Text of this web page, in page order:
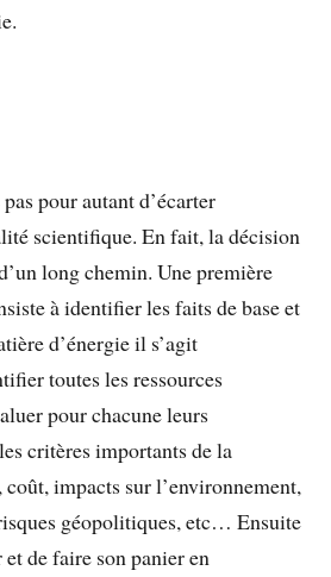
pour autant d’écarter
scientifique. En fait, la décision
long chemin. Une première
à identifier les faits de base et
d’énergie il s’agit
toutes les ressources
pour chacune leurs
critères importants de la
impacts sur l’environnement,
géopolitiques, etc… Ensuite
de faire son panier en